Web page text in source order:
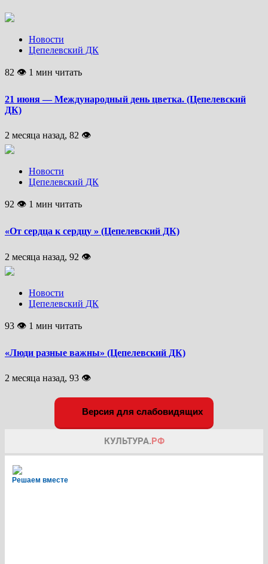
Новости
Цепелевский ДК
82 👁 1 мин читать
21 июня — Международный день цветка. (Цепелевский
ДК)
2 месяца назад, 82 👁
Новости
Цепелевский ДК
92 👁 1 мин читать
«От сердца к сердцу » (Цепелевский ДК)
2 месяца назад, 92 👁
Новости
Цепелевский ДК
93 👁 1 мин читать
«Люди разные важны» (Цепелевский ДК)
2 месяца назад, 93 👁
Версия для слабовидящих
Решаем вместе